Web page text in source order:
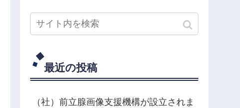
最近の投稿
（社）前立腺画像支援機構が設立されま